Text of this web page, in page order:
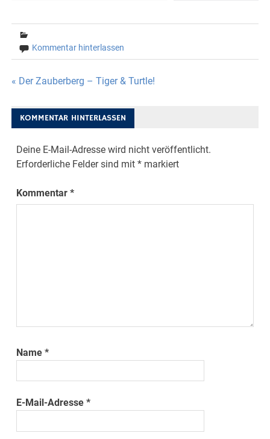
Kommentar hinterlassen
Beitragsnavigation
« Der Zauberberg – Tiger & Turtle!
KOMMENTAR HINTERLASSEN
Deine E-Mail-Adresse wird nicht veröffentlicht.
Erforderliche Felder sind mit* markiert
Kommentar*
Name*
E-Mail-Adresse*